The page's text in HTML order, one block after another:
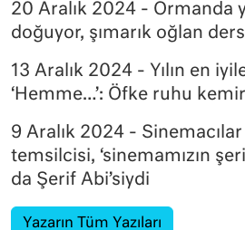
20 Aralık 2024 - Ormanda
doğuyor, şımarık oğlan
13 Aralık 2024 - Yılın en
‘Hemme…’: Öfke ruhu
9 Aralık 2024 - Sinemacılar
temsilcisi, ‘sinemamızın
da Şerif Abi’siydi
Yazarın Tüm Yazıları